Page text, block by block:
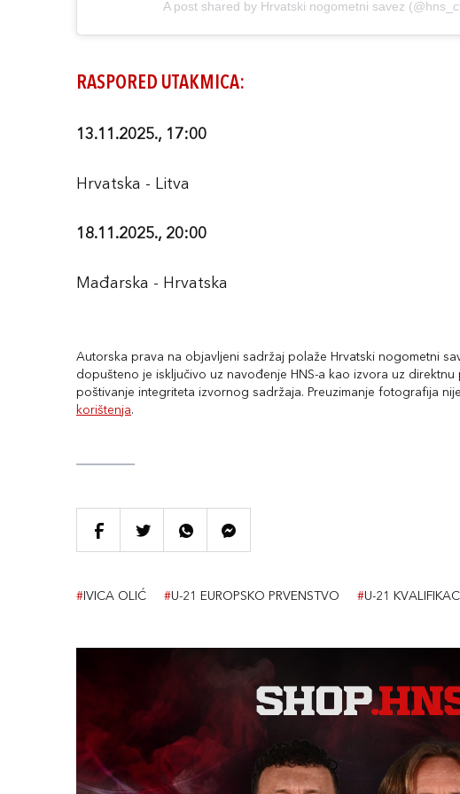
A post shared by Hrvatski nogometni savez
RASPORED UTAKMICA:
13.11.2025., 17:00
Hrvatska - Litva
18.11.2025., 20:00
Mađarska - Hrvatska
Autorska prava na objavljeni sadržaj polaže Hrvatski nogometni
dopušteno je isključivo uz navođenje HNS-a kao izvora uz
poštivanje integriteta izvornog sadržaja. Preuzimanje fotografija
korištenja.
# IVICA OLIĆ #U-21 EUROPSKO PRVENSTVO #U-21